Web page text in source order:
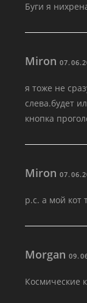
Буги я
Miron
я тоже не
слева.будет
кнопка
Miron
р.с. а мой кот
Morgan
Космические